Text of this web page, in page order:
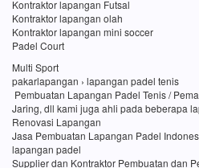
Kontraktor lapangan Futsal
Kontraktor lapangan olah
Kontraktor lapangan mini soccer
Padel Court
Multi Sport
pakarlapangan › lapangan padel tenis
Pembuatan Lapangan Padel Tenis /
Jaring, dll kami juga ahli pada beberapa
Renovasi Lapangan
Jasa Pembuatan Lapangan Padel
lapangan padel
Supplier dan Kontraktor Pembuatan dan